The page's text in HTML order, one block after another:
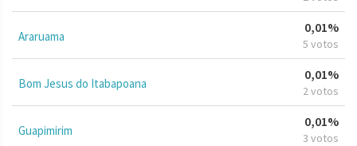
Araruama
0,01%
5 votos
Bom Jesus do Itabapoana
0,01%
2 votos
Guapimirim
0,01%
3 votos